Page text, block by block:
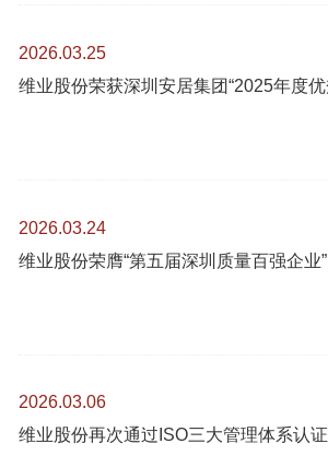
2026.03.25
2026.03.24
维业股份荣膺“第五届深圳质量百强企业”
2026.03.06
维业股份再次通过ISO三大管理体系认证